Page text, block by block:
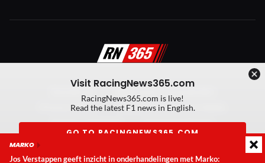
Algemene voorwaarden
Privacy Policy
Created by On Your Marks
Privacy manager
Kansspeluitingen
Visit RacingNews365.com
RacingNews365.com is live!
Read the latest F1 news in English.
GO TO RACINGNEWS365.COM
Don't show again
MARKO
Jos Verstappen geeft inzicht in onderhandelingen met Marko: